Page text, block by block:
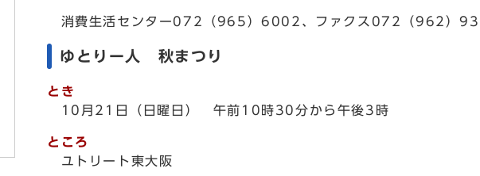
消費生活センター072（965）6002、ファクス072（962）
ゆとりー人 秋まつり
とき
10月21日（日曜日） 午前10時30分から午後3時
ところ
ユトリート東大阪